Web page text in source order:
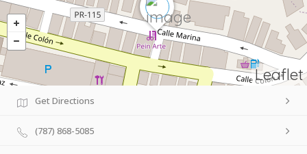
Leaflet
Get Directions
(787) 868-5085